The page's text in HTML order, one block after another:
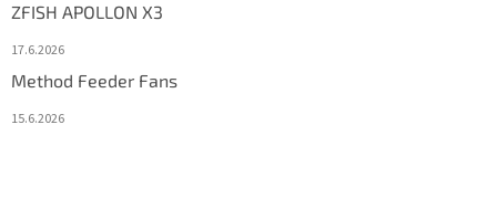
ZFISH APOLLON X3
17.6.2026
Method Feeder Fans
15.6.2026